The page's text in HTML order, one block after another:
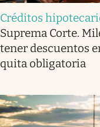
Créditos
Suprema Corte.
tener descuentos
quita obligatoria